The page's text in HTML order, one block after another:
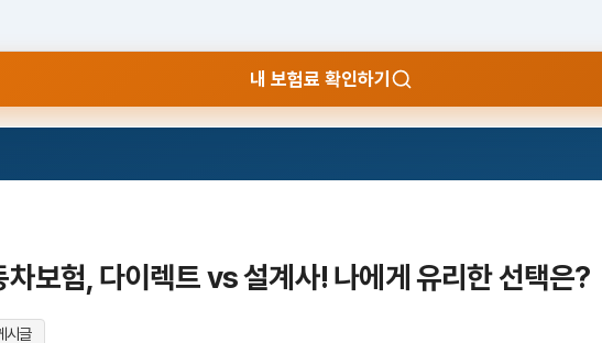
내 보험료 확인하기
보험, 다이렉트 vs 설계사! 나에게 유리한 선택은?
시글